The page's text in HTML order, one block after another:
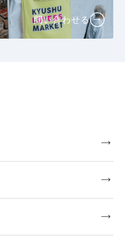
問い合わせる